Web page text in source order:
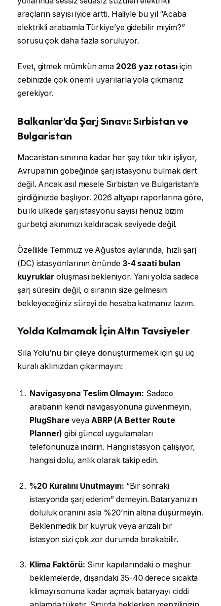
araçların sayısı iyice arttı. Haliyle bu yıl “Acaba
elektrikli arabamla Türkiye’ye gidebilir miyim?”
sorusu çok daha fazla soruluyor.
Evet, gitmek mümkün ama 2026 yaz rotasıiçin
cebinizde çok önemli uyarılarla yola çıkmanız
gerekiyor.
Balkanlar’da Şarj Sınavı: Sırbistan ve
Bulgaristan
Macaristan sınırına kadar her şey tıkır tıkır işliyor,
Avrupa’nın göbeğinde şarj istasyonu bulmak dert
değil. Ancak asıl mesele Sırbistan ve Bulgaristan’a
girdiğinizde başlıyor. 2026 altyapı raporlarına göre,
bu iki ülkede şarj istasyonu sayısı henüz bizim
gurbetçi akınımızı kaldıracak seviyede değil.
Özellikle Temmuz ve Ağustos aylarında, hızlı şarj
(DC) istasyonlarının önünde 3-4 saati bulan
kuyruklar oluşması bekleniyor. Yani yolda sadece
şarj süresini değil, o sıranın size gelmesini
bekleyeceğiniz süreyi de hesaba katmanız lazım.
Yolda Kalmamak İçin Altın Tavsiyeler
Sıla Yolu’nu bir çileye dönüştürmemek için şu üç
kuralı aklınızdan çıkarmayın:
Navigasyona Teslim Olmayın: Sadece
arabanın kendi navigasyonuna güvenmeyin.
PlugShare veya ABRP (A Better Route
Planner) gibi güncel uygulamaları
telefonunuza indirin. Hangi istasyon çalışıyor,
hangisi dolu, anlık olarak takip edin.
%20 Kuralını Unutmayın: “Bir sonraki
istasyonda şarj ederim” demeyin. Bataryanızın
doluluk oranını asla %20’nin altına düşürmeyin.
Beklenmedik bir kuyruk veya arızalı bir
istasyon sizi çok zor durumda bırakabilir.
Klima Faktörü: Sınır kapılarındaki o meşhur
beklemelerde, dışarıdaki 35-40 derece sıcakta
klimayı sonuna kadar açmak bataryayı ciddi